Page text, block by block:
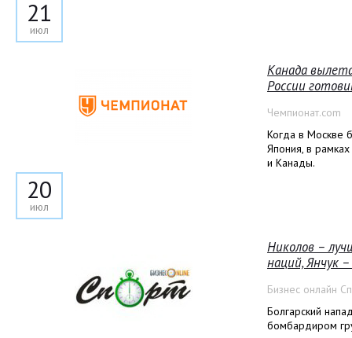
21
июл
20
июл
Канада
России
Чемпионат.com
Когда в Москве
Япония, в
и Канады.
Николов –
наций, Янчук
Бизнес онлайн
Болгарский
бомбардиром